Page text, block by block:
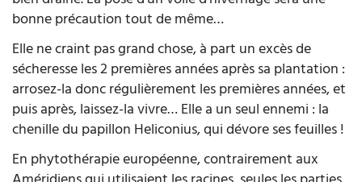
bonne précaution tout de même…
Elle ne craint pas grand chose, à part un excès de
sécheresse les 2 premières années après sa plantation :
arrosez-la donc régulièrement les premières années, et
puis après, laissez-la vivre… Elle a un seul ennemi : la
chenille du papillon Heliconius, qui dévore ses feuilles !
En phytothérapie européenne, contrairement aux